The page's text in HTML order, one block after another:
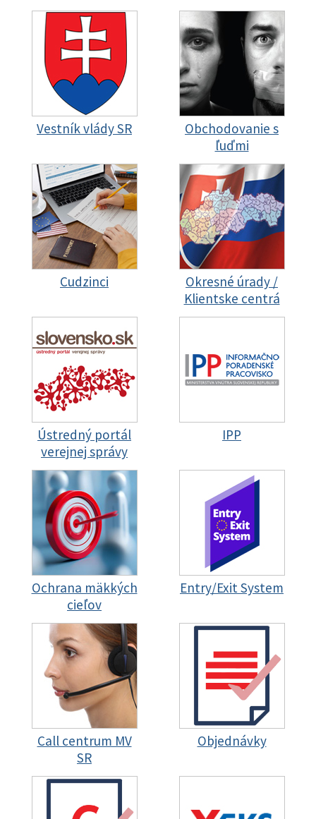
Vestník vlády SR
Obchodovanie s
ľuďmi
Cudzinci
Okresné úrady /
Klientske centrá
Ústredný portál
verejnej správy
IPP
Ochrana mäkkých
cieľov
Entry/Exit System
Call centrum MV
SR
Objednávky